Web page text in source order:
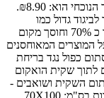
הוא: ₪8.90.
גדול כמו
מעילים | מצעים ושמיכות נפח הביגוד מצטמצם עד כ 70% וחוסך מקום
המוצרים המאוחסנים
כפול נגד בריחת
לתוך שקית הואקום
השקית ושואבים -